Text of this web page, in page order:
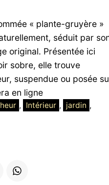
« plante-gruyère »
séduit par
original. Présentée ici
sobre, elle trouve
suspendue ou posée
en ligne
, Intérieur , jardin